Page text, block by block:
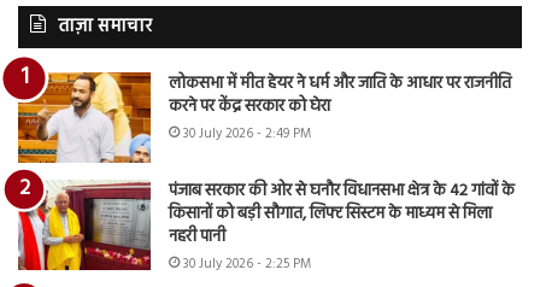
ताज़ा समाचार
लोकसभा में मीत हेयर ने धर्म और जाति के आधार पर राजनीति
करने पर केंद्र सरकार को घेरा
30 July 2026 - 2:49 PM
पंजाब सरकार की ओर से घनौर विधानसभा क्षेत्र के 42 गांवों के
किसानों को बड़ी सौगात, लिफ्ट सिस्टम के माध्यम से मिला
नहरी पानी
30 July 2026 - 2:25 PM